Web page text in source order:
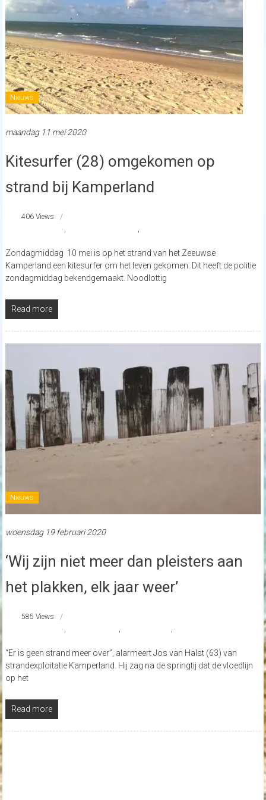
Nieuws
maandag 11 mei 2020
Kitesurfer (28) omgekomen op
strand bij Kamperland
406 Views
, ,
Zondagmiddag 10 mei is op het strand van het Zeeuwse
Kamperland een kitesurfer om het leven gekomen. Dit heeft de politie
zondagmiddag bekendgemaakt. Noodlottig
Read more
Nieuws
woensdag 19 februari 2020
‘Wij zijn niet meer dan pleisters aan
het plakken, elk jaar weer’
585 Views
, , ,
“Er is geen strand meer over”, alarmeert Jos van Halst (63) van
strandexploitatie Kamperland. Hij zag na de springtij dat de vloedlijn
op het
Read more